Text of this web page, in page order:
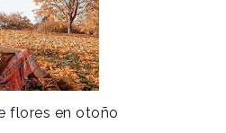
flores en otoño